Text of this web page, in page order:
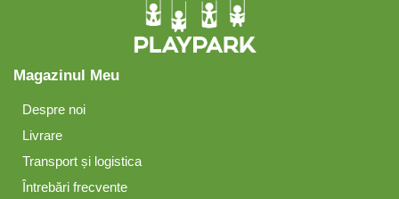
Magazinul Meu
Despre noi
Livrare
Transport și logistica
Întrebări frecvente